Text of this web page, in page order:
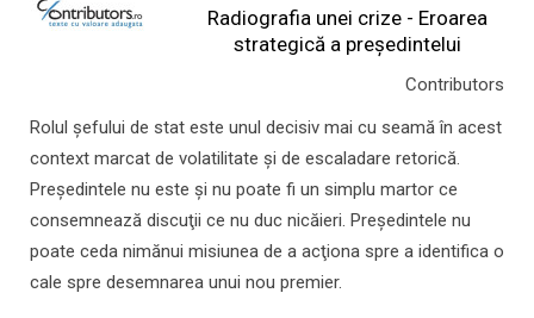
Radiografia unei crize - Eroarea
strategică a președintelui
Contributors
Rolul şefului de stat este unul decisiv mai cu seamă în acest
context marcat de volatilitate şi de escaladare retorică.
Preşedintele nu este şi nu poate fi un simplu martor ce
consemnează discuţii ce nu duc nicăieri. Preşedintele nu
poate ceda nimănui misiunea de a acţiona spre a identifica o
cale spre desemnarea unui nou premier.